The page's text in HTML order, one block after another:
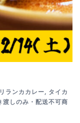
ランカカレー, タイカ
渡しのみ・配送不可商